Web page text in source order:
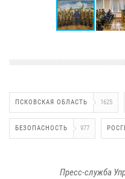
ПСКОВСКАЯ ОБЛАСТЬ 1625
БЕЗОПАСНОСТЬ 977
Пресс-служба